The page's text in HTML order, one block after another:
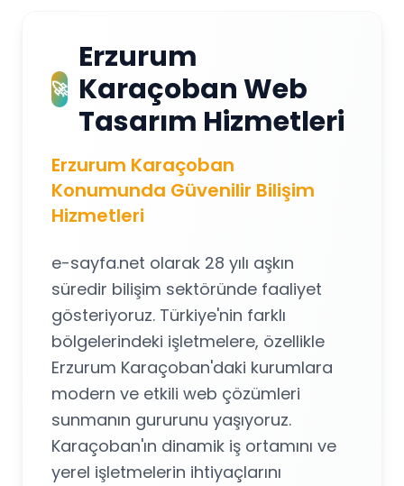
🚀
Erzurum
Karaçoban Web
Tasarım Hizmetleri
Erzurum Karaçoban
Konumunda Güvenilir Bilişim
Hizmetleri
e-sayfa.net olarak 28 yılı aşkın
süredir bilişim sektöründe faaliyet
gösteriyoruz. Türkiye'nin farklı
bölgelerindeki işletmelere, özellikle
Erzurum Karaçoban'daki kurumlara
modern ve etkili web çözümleri
sunmanın gururunu yaşıyoruz.
Karaçoban'ın dinamik iş ortamını ve
yerel işletmelerin ihtiyaçlarını